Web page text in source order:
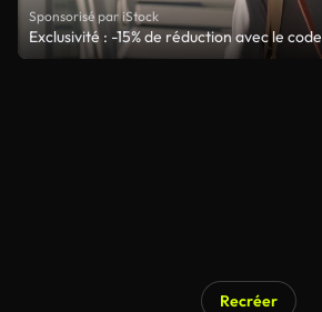
Sponsorisé par iStock
Exclusivité : -15% de réduction avec le code
Recréer